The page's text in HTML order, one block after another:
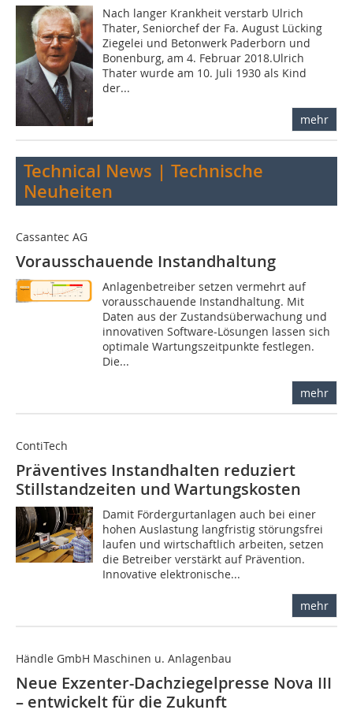
Nach langer Krankheit verstarb Ulrich
Thater, Seniorchef der Fa. August Lücking
Ziegelei und Betonwerk Paderborn und
Bonenburg, am 4. Februar 2018.Ulrich
Thater wurde am 10. Juli 1930 als Kind
der...
mehr
Technical News | Technische
Neuheiten
Cassantec AG
Vorausschauende Instandhaltung
Anlagenbetreiber setzen vermehrt auf
vorausschauende Instandhaltung. Mit
Daten aus der Zustandsüberwachung und
innovativen Software-Lösungen lassen sich
optimale Wartungszeitpunkte festlegen.
Die...
mehr
ContiTech
Präventives Instandhalten reduziert
Stillstandzeiten und Wartungskosten
Damit Fördergurtanlagen auch bei einer
hohen Auslastung langfristig störungsfrei
laufen und wirtschaftlich arbeiten, setzen
die Betreiber verstärkt auf Prävention.
Innovative elektronische...
mehr
Händle GmbH Maschinen u. Anlagenbau
Neue Exzenter-Dachziegelpresse Nova III
– entwickelt für die Zukunft